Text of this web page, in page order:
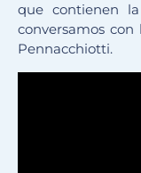
que contienen
conversamos
Pennacchiotti.